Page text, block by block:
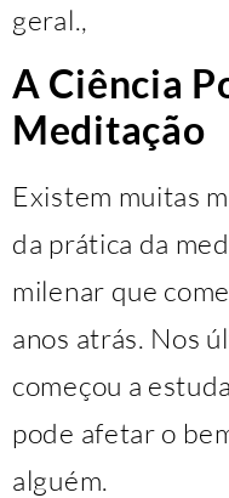
geral.,
A Ciência
Meditação
Existem muitas
da prática da
milenar que
anos atrás. Nos
começou a
pode afetar o
alguém.